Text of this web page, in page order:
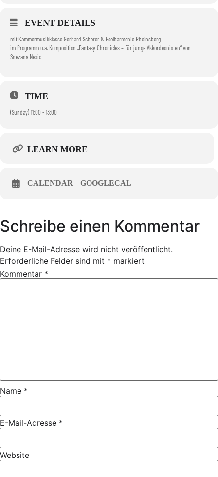
EVENT DETAILS
mit Kammermusikklasse Gerhard Scherer & Feelharmonie Rheinsberg
im Programm u.a. Komposition „Fantasy Chronicles – für junge Akkordeonisten“ von
Snezana Nesic
TIME
(Sunday) 11:00 - 13:00
LEARN MORE
CALENDAR GOOGLECAL
Schreibe einen Kommentar
Deine E-Mail-Adresse wird nicht veröffentlicht.
Erforderliche Felder sind mit * markiert
Kommentar *
Name *
E-Mail-Adresse *
Website